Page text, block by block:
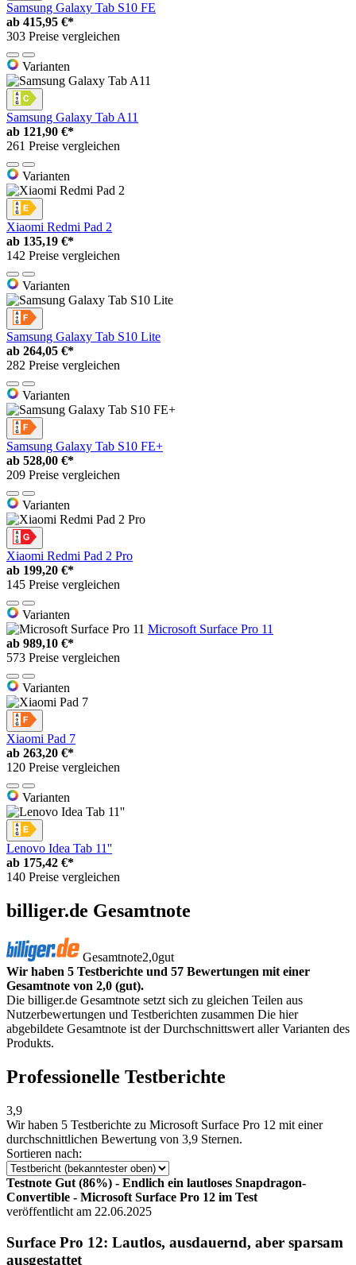
Samsung Galaxy Tab S10 FE
ab 415,95 €*
303 Preise vergleichen
Varianten
Samsung Galaxy Tab A11
ab 121,90 €*
261 Preise vergleichen
Varianten
Xiaomi Redmi Pad 2
ab 135,19 €*
142 Preise vergleichen
Varianten
Samsung Galaxy Tab S10 Lite
ab 264,05 €*
282 Preise vergleichen
Varianten
Samsung Galaxy Tab S10 FE+
ab 528,00 €*
209 Preise vergleichen
Varianten
Xiaomi Redmi Pad 2 Pro
ab 199,20 €*
145 Preise vergleichen
Varianten
Microsoft Surface Pro 11
ab 989,10 €*
573 Preise vergleichen
Varianten
Xiaomi Pad 7
ab 263,20 €*
120 Preise vergleichen
Varianten
Lenovo Idea Tab 11''
ab 175,42 €*
140 Preise vergleichen
billiger.de Gesamtnote
Gesamtnote2,0gut
Wir haben 5 Testberichte und 57 Bewertungen mit einer
Gesamtnote von 2,0 (gut).
Die billiger.de Gesamtnote setzt sich zu gleichen Teilen aus
Nutzerbewertungen und Testberichten zusammen Die hier
abgebildete Gesamtnote ist der Durchschnittswert aller Varianten des
Produkts.
Professionelle Testberichte
3,9
Wir haben 5 Testberichte zu Microsoft Surface Pro 12 mit einer
durchschnittlichen Bewertung von 3,9 Sternen.
Sortieren nach:
Testnote Gut (86%) - Endlich ein lautloses Snapdragon-
Convertible - Microsoft Surface Pro 12 im Test
veröffentlicht am 22.06.2025
Surface Pro 12: Lautlos, ausdauernd, aber sparsam
ausgestattet